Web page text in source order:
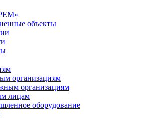
объекты
организациям
организациям
лицам
оборудование